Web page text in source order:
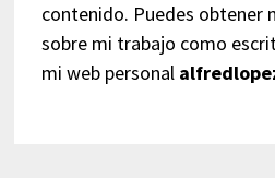
contenido. Puedes obtener
sobre mi trabajo como
mi web personal